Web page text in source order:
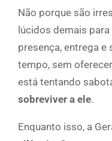
Não porque são
lúcidos demais
presença, entrega e
tempo, sem
está tentando
sobreviver a ele.
Enquanto isso, a